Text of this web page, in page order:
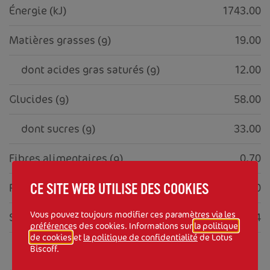
Énergie (kJ) 1743.00
Matières grasses (g) 19.00
     dont acides gras saturés (g)
12.00
Glucides (g) 58.00
     dont sucres (g)
33.00
Fibres alimentaires (g) 0.70
Protéines (g) 5.30
Sel (g) 0.74
CE SITE WEB UTILISE DES COOKIES
Vous pouvez toujours modifier ces paramètres via les
préférences des cookies. Informations sur la politique
de cookies et la politique de confidentialitéde Lotus
Biscoff.